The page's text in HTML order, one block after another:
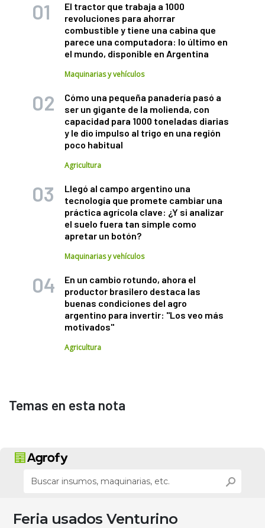
El tractor que trabaja a 1000
revoluciones para ahorrar
combustible y tiene una cabina que
parece una computadora: lo último en
el mundo, disponible en Argentina
Maquinarias y vehículos
Cómo una pequeña panadería pasó a
ser un gigante de la molienda, con
capacidad para 1000 toneladas diarias
y le dio impulso al trigo en una región
poco habitual
Agricultura
Llegó al campo argentino una
tecnología que promete cambiar una
práctica agrícola clave: ¿Y si analizar
el suelo fuera tan simple como
apretar un botón?
Maquinarias y vehículos
En un cambio rotundo, ahora el
productor brasilero destaca las
buenas condiciones del agro
argentino para invertir: "Los veo más
motivados"
Agricultura
Temas en esta nota
Feria usados Venturino